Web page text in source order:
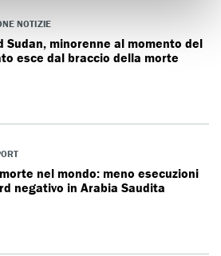
NOTIZIE
Sudan, minorenne al momento del
esce dal braccio della morte
nel mondo: meno esecuzioni
negativo in Arabia Saudita